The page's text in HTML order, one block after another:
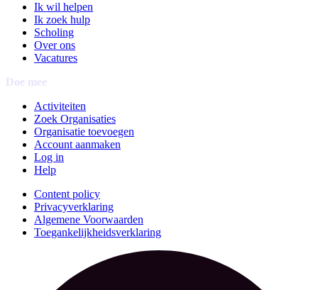
Ik wil helpen
Ik zoek hulp
Scholing
Over ons
Vacatures
Doe mee
Activiteiten
Zoek Organisaties
Organisatie toevoegen
Account aanmaken
Log in
Help
Content policy
Privacyverklaring
Algemene Voorwaarden
Toegankelijkheidsverklaring